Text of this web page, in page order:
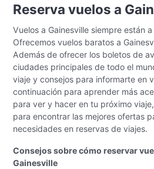
Reserva vuelos a
Vuelos a Gainesville siempre están
Ofrecemos vuelos baratos a
Además de ofrecer los boletos de
ciudades principales de todo el
viaje y consejos para informarte en
continuación para aprender más
para ver y hacer en tu próximo
para encontrar las mejores ofertas
necesidades en reservas de viajes.
Consejos sobre cómo reservar
Gainesville